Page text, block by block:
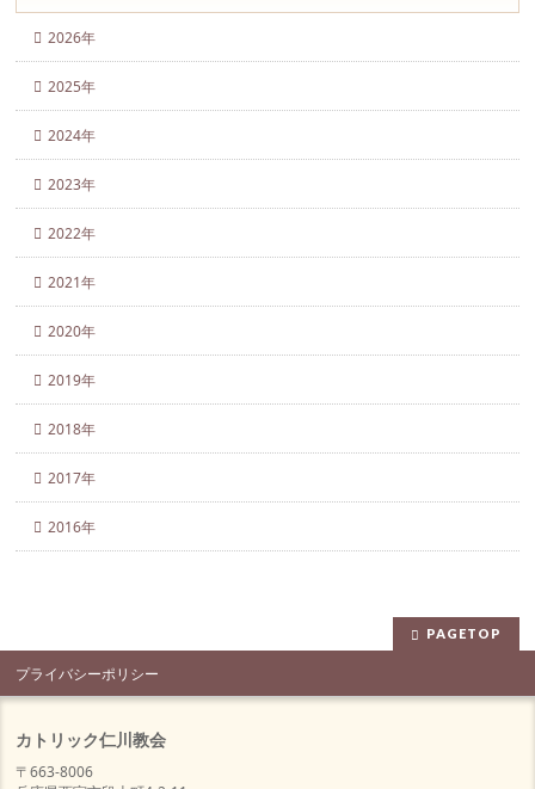
2026年
2025年
2024年
2023年
2022年
2021年
2020年
2019年
2018年
2017年
2016年
PAGETOP
プライバシーポリシー
カトリック仁川教会
〒663-8006